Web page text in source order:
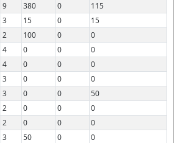
9 380 0
115
3 15 0
15
2 100 0
0
4 0 0
0
4 0 0
0
3 0 0
0
3 0 0
50
2 0 0
0
2 0 0
0
3 50 0
0